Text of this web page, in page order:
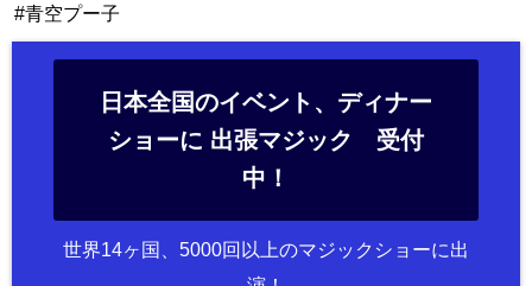
青空プー子
日本全国のイベント、ディナー
ショーに 出張マジック 受付
中！
世界14ヶ国、5000回以上のマジックショーに出